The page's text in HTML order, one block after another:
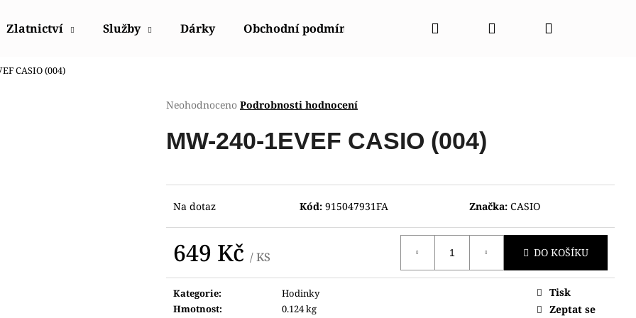
Zlatnictví Služby Dárky Obchodní podmínky Napište nám Kontakty
Hledat PřihlášeníNákupní
CASIO (004)
Průměrné
produktu
je
5
Neohodnoceno Podrobnosti hodnocení
MW-240-1EVEF CASIO (004)
Na dotaz Kód: 915047931FA Značka:CASIO
649 Kč / KS DO KOŠÍKU
Kategorie:
Hodinky
Hmotnost:
0.124 kg
Tisk
Zeptat se
Co potřebujete najít?
HLEDAT
HODINKY ORIENT CGW01001W0